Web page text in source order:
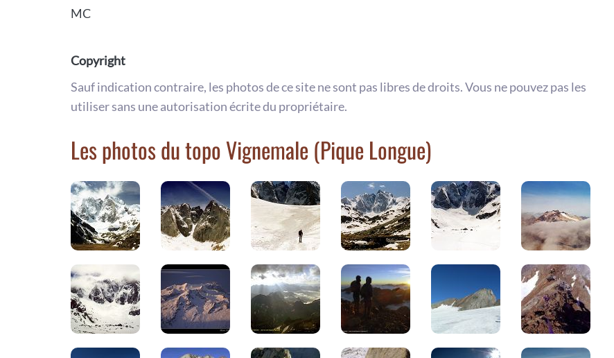
MC
Copyright
Sauf indication contraire, les photos de ce site ne sont pas libres de droits. Vous ne pouvez pas les
utiliser sans une autorisation écrite du propriétaire.
Les photos du topo Vignemale (Pique Longue)